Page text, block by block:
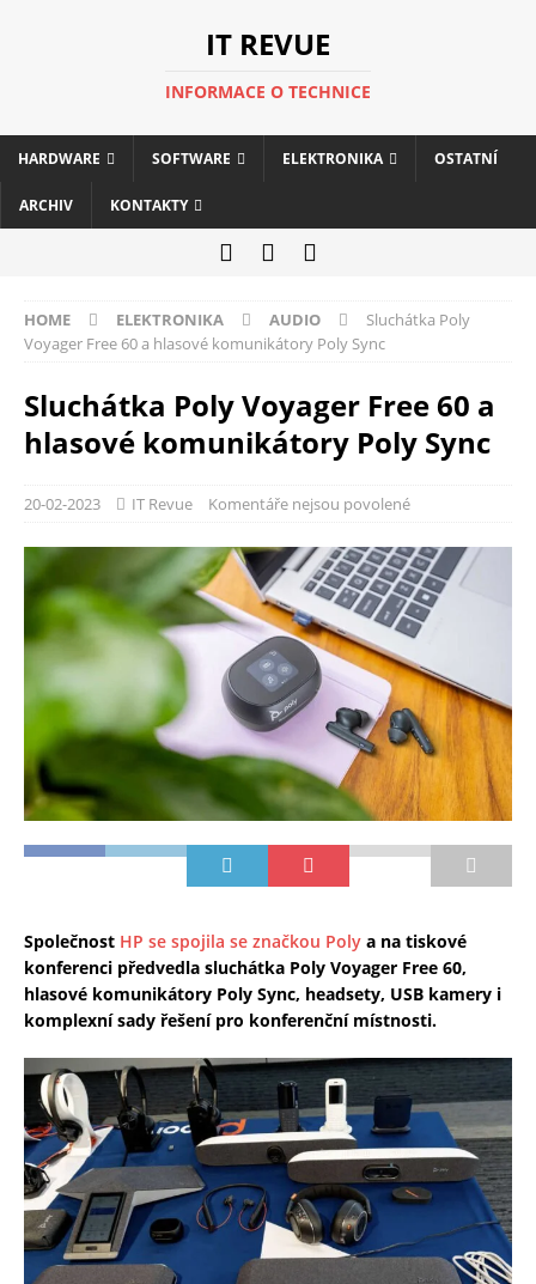
IT REVUE
INFORMACE O TECHNICE
HARDWARE SOFTWARE ELEKTRONIKA OSTATNÍ
ARCHIV KONTAKTY
HOME ELEKTRONIKA AUDIO
Sluchátka Poly
Voyager Free 60 a hlasové komunikátory Poly Sync
Sluchátka Poly Voyager Free 60 a
hlasové komunikátory Poly Sync
20-02-2023 IT Revue Komentáře nejsou povolené
Společnost HP se spojila se značkou Poly a na tiskové
konferenci předvedla sluchátka Poly Voyager Free 60,
hlasové komunikátory Poly Sync, headsety, USB kamery i
komplexní sady řešení pro konferenční místnosti.